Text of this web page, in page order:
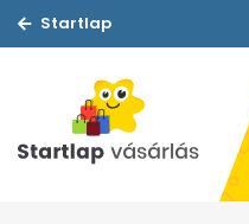
Startlap